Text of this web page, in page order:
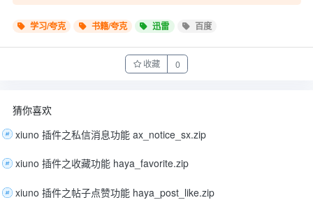
学习/夸克 书籍/夸克 迅雷 百度
收藏 0
猜你喜欢
xiuno 插件之私信消息功能 ax_notice_sx.zip
xiuno 插件之收藏功能 haya_favorite.zip
xiuno 插件之帖子点赞功能 haya_post_like.zip